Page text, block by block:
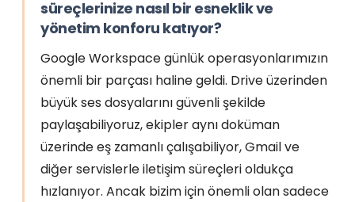
süreçlerinize nasıl bir esneklik ve
yönetim konforu katıyor?
Google Workspace günlük operasyonlarımızın
önemli bir parçası haline geldi. Drive üzerinden
büyük ses dosyalarını güvenli şekilde
paylaşabiliyoruz, ekipler aynı doküman
üzerinde eş zamanlı çalışabiliyor, Gmail ve
diğer servislerle iletişim süreçleri oldukça
hızlanıyor. Ancak bizim için önemli olan sadece